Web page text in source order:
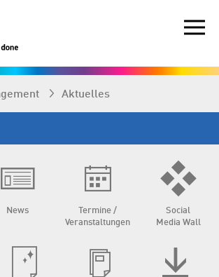
Aktuelles
News
Termine /
Veranstaltungen
Social
Media Wall